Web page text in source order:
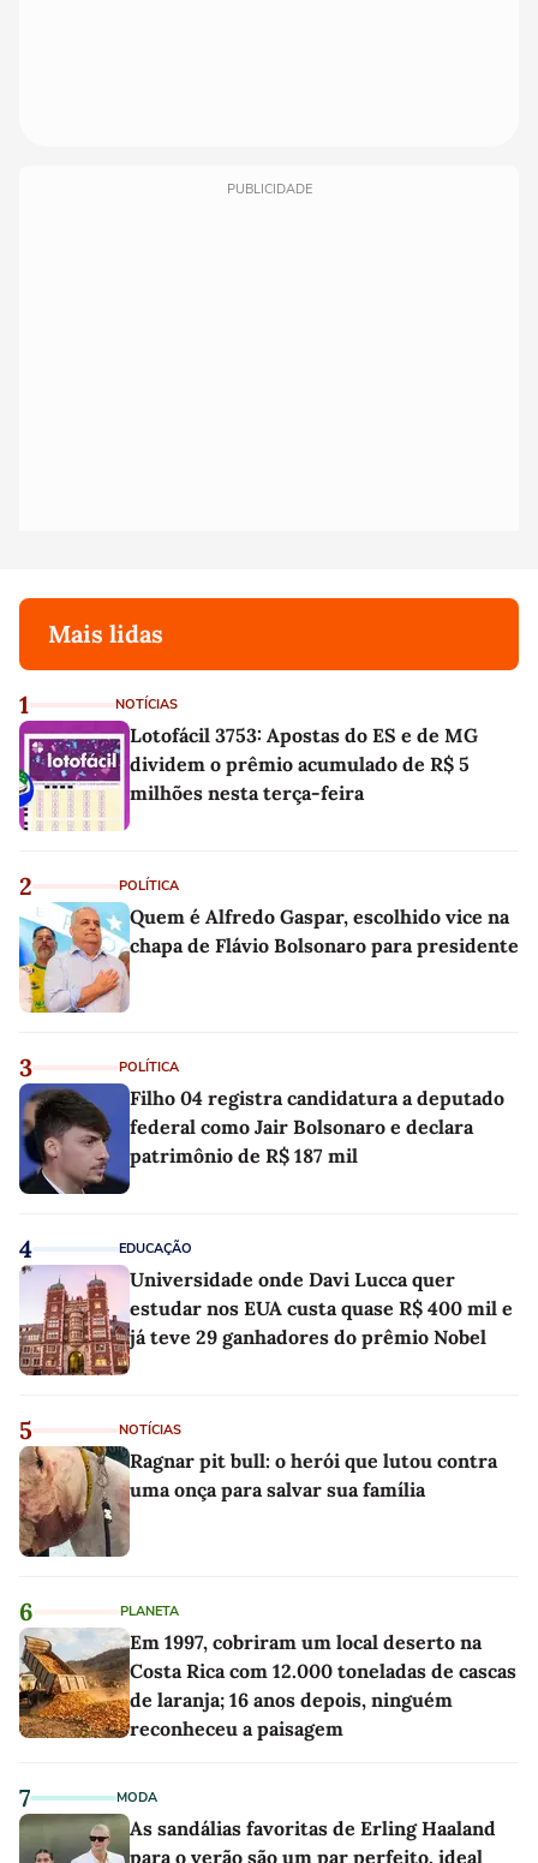
PUBLICIDADE
Mais lidas
1 NOTÍCIAS
Lotofácil 3753: Apostas do ES e de MG
dividem o prêmio acumulado de R$ 5
milhões nesta terça-feira
2 POLÍTICA
Quem é Alfredo Gaspar, escolhido vice na
chapa de Flávio Bolsonaro para presidente
3 POLÍTICA
Filho 04 registra candidatura a deputado
federal como Jair Bolsonaro e declara
patrimônio de R$ 187 mil
4 EDUCAÇÃO
Universidade onde Davi Lucca quer
estudar nos EUA custa quase R$ 400 mil e
já teve 29 ganhadores do prêmio Nobel
5 NOTÍCIAS
Ragnar pit bull: o herói que lutou contra
uma onça para salvar sua família
6 PLANETA
Em 1997, cobriram um local deserto na
Costa Rica com 12.000 toneladas de cascas
de laranja; 16 anos depois, ninguém
reconheceu a paisagem
7 MODA
As sandálias favoritas de Erling Haaland
para o verão são um par perfeito, ideal